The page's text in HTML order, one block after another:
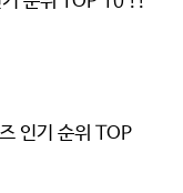
인기 순위 TOP